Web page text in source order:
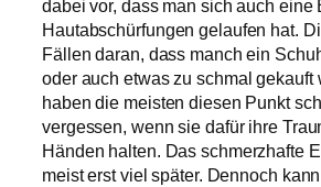
dabei vor, dass man sich auch eine
Hautabschürfungen gelaufen hat.
Fällen daran, dass manch ein
oder auch etwas zu schmal gekauft
haben die meisten diesen Punkt
vergessen, wenn sie dafür ihre
Händen halten. Das schmerzhafte
meist erst viel später. Dennoch